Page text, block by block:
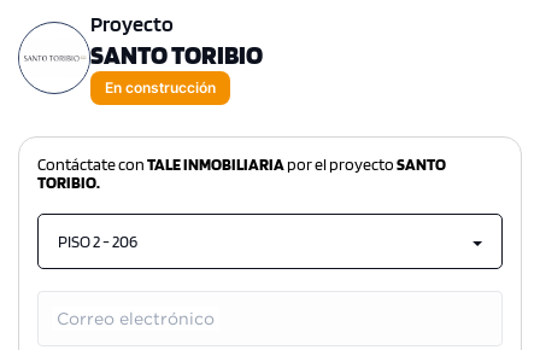
Proyecto
SANTO TORIBIO
En construcción
Contáctate conTALE INMOBILIARIApor el proyectoSANTO
TORIBIO.
PISO 2 - 206
Correo electrónico